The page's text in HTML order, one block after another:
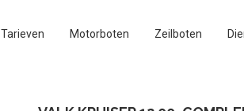
Tarieven Motorboten Zeilboten